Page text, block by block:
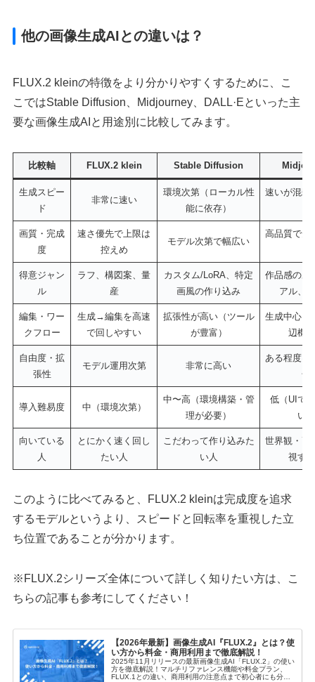
他の画像生成AIとの違いは？
FLUX.2 kleinの特徴をより分かりやすくするために、こ
こではStable Diffusion、Midjourney、DALL·Eといった主
要な画像生成AIと用途別に比較してみます。
比較軸 FLUX.2 klein Stable Diffusion
生成スピー
ド
非常に速い
環境次第（ローカル性
能に依存）
速いが混雑
画質・完成
度
速さ優先で上限は
控えめ
モデル次第で幅広い
高品質で安
得意ジャン
ル
ラフ、構図案、量
産
カスタム/LoRA、特定
画風の作り込み
作品感のあ
アル、
編集・ワー
クフロー
生成→編集を高速
で回しやすい
拡張性が高い（ツール
が豊富）
生成中心（
辺機
自由度・拡
張性
モデル運用次第 非常に高い
ある程度は
化
導入難易度 中（環境次第）
中〜高（環境構築・管
理が必要）
低（UIで
い）
向いている
人
とにかく速く回し
たい人
こだわって作り込みた
い人
世界観・画
視す
このように比べてみると、FLUX.2 kleinは完成度を追求
するモデルというより、スピードと回転率を重視した立
ち位置であることが分かります。
※FLUX.2シリーズ全体について詳しく知りたい方は、こ
ちらの記事も参考にしてください！
【2026年最新】画像生成AI『FLUX.2』とは？使
い方から料金・商用利用まで徹底解説！
2025年11月リリースの最新画像生成AI「FLUX.2」の使い
方を徹底解説！マルチリファレンス機能や料金プラン、
FLUX.1との違い、商用利用の注意点まで初心者にも分か